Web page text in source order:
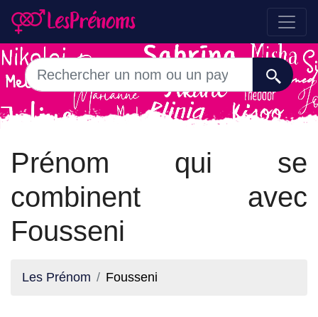
Prénom qui se
combinent avec
Fousseni
Les Prénom Fousseni